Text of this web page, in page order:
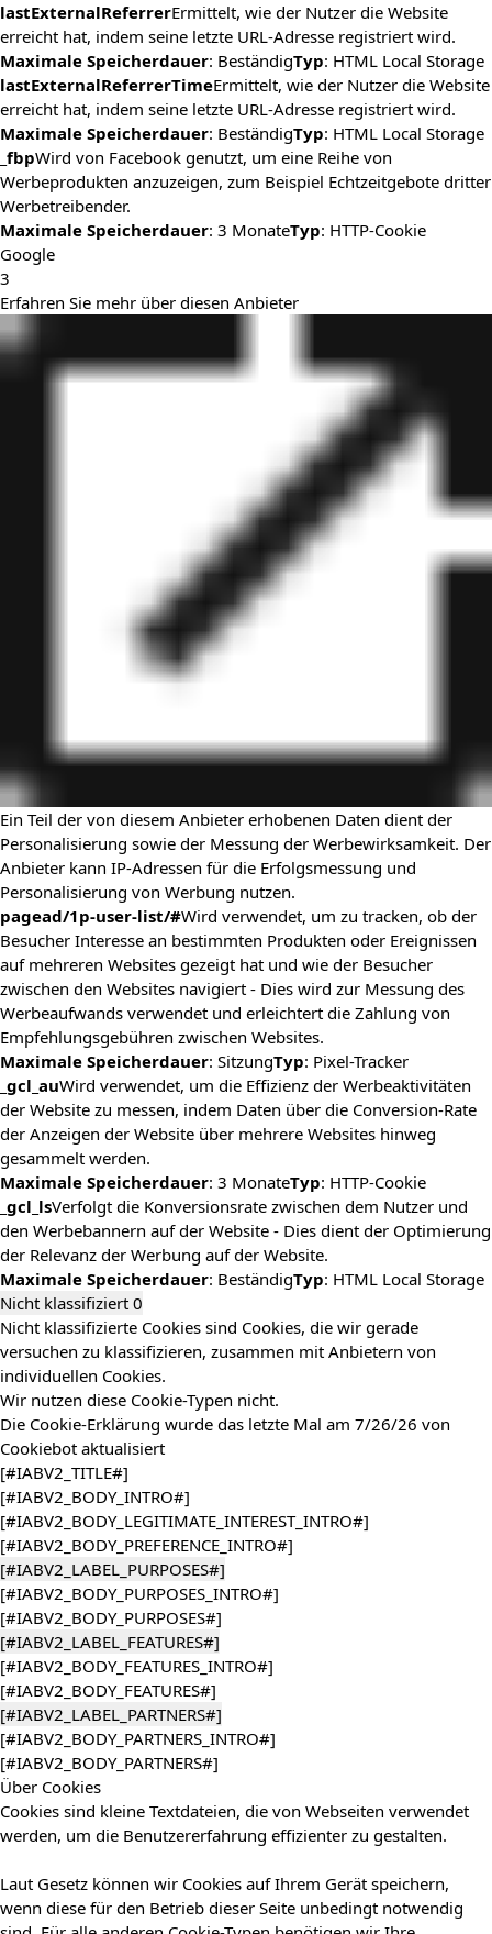
lastExternalReferrerErmittelt, wie der Nutzer die Website
erreicht hat, indem seine letzte URL-Adresse registriert wird.
Maximale Speicherdauer: BeständigTyp: HTML Local Storage
lastExternalReferrerTimeErmittelt, wie der Nutzer die Website
erreicht hat, indem seine letzte URL-Adresse registriert wird.
Maximale Speicherdauer: BeständigTyp: HTML Local Storage
_fbpWird von Facebook genutzt, um eine Reihe von
Werbeprodukten anzuzeigen, zum Beispiel Echtzeitgebote dritter
Werbetreibender.
Maximale Speicherdauer: 3 MonateTyp: HTTP-Cookie
Google
3
Erfahren Sie mehr über diesen Anbieter
Ein Teil der von diesem Anbieter erhobenen Daten dient der
Personalisierung sowie der Messung der Werbewirksamkeit. Der
Anbieter kann IP-Adressen für die Erfolgsmessung und
Personalisierung von Werbung nutzen.
pagead/1p-user-list/#Wird verwendet, um zu tracken, ob der
Besucher Interesse an bestimmten Produkten oder Ereignissen
auf mehreren Websites gezeigt hat und wie der Besucher
zwischen den Websites navigiert - Dies wird zur Messung des
Werbeaufwands verwendet und erleichtert die Zahlung von
Empfehlungsgebühren zwischen Websites.
Maximale Speicherdauer: SitzungTyp: Pixel-Tracker
_gcl_auWird verwendet, um die Effizienz der Werbeaktivitäten
der Website zu messen, indem Daten über die Conversion-Rate
der Anzeigen der Website über mehrere Websites hinweg
gesammelt werden.
Maximale Speicherdauer: 3 MonateTyp: HTTP-Cookie
_gcl_lsVerfolgt die Konversionsrate zwischen dem Nutzer und
den Werbebannern auf der Website - Dies dient der Optimierung
der Relevanz der Werbung auf der Website.
Maximale Speicherdauer: BeständigTyp: HTML Local Storage
Nicht klassifiziert 0
Nicht klassifizierte Cookies sind Cookies, die wir gerade
versuchen zu klassifizieren, zusammen mit Anbietern von
individuellen Cookies.
Wir nutzen diese Cookie-Typen nicht.
Die Cookie-Erklärung wurde das letzte Mal am 7/26/26 von
Cookiebot aktualisiert
[#IABV2_TITLE#]
[#IABV2_BODY_INTRO#]
[#IABV2_BODY_LEGITIMATE_INTEREST_INTRO#]
[#IABV2_BODY_PREFERENCE_INTRO#]
[#IABV2_LABEL_PURPOSES#]
[#IABV2_BODY_PURPOSES_INTRO#]
[#IABV2_BODY_PURPOSES#]
[#IABV2_LABEL_FEATURES#]
[#IABV2_BODY_FEATURES_INTRO#]
[#IABV2_BODY_FEATURES#]
[#IABV2_LABEL_PARTNERS#]
[#IABV2_BODY_PARTNERS_INTRO#]
[#IABV2_BODY_PARTNERS#]
Über Cookies
Cookies sind kleine Textdateien, die von Webseiten verwendet
werden, um die Benutzererfahrung effizienter zu gestalten.
Laut Gesetz können wir Cookies auf Ihrem Gerät speichern,
wenn diese für den Betrieb dieser Seite unbedingt notwendig